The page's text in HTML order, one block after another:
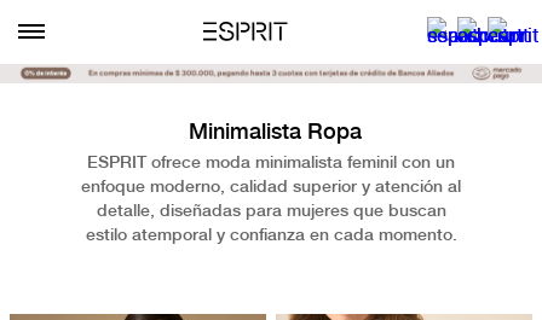
Minimalista Ropa
ESPRIT ofrece moda minimalista feminil con un
enfoque moderno, calidad superior y atención al
detalle, diseñadas para mujeres que buscan
estilo atemporal y confianza en cada momento.